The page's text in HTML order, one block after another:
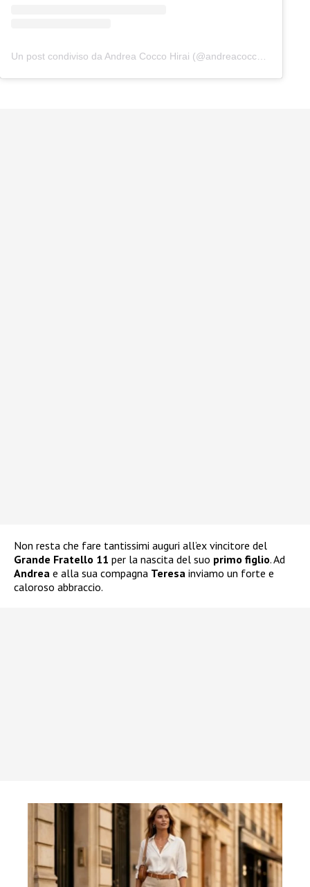
Non resta che fare tantissimi auguri all’ex vincitore del
Grande Fratello 11 per la nascita del suo primo figlio. Ad
Andrea e alla sua compagna Teresa inviamo un forte e
caloroso abbraccio.